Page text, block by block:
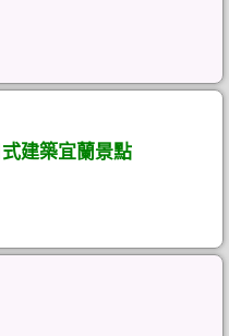
建築宜蘭景點